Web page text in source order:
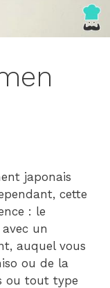
japonais
cette
: le
un
auquel vous
ou de la
ou tout type